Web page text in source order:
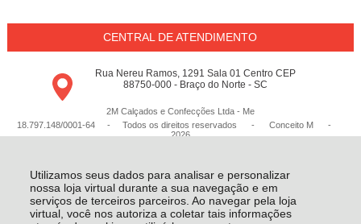
Utilizamos seus dados para analisar e personalizar
nossa loja virtual durante a sua navegação e em
serviços de terceiros parceiros. Ao navegar pela loja
virtual, você nos autoriza a coletar tais informações
CENTRAL DE ATENDIMENTO
Rua Nereu Ramos, 1291 Sala 01 Centro CEP
88750-000 - Braço do Norte - SC
2M Calçados e Confecções Ltda - Me
18.797.148/0001-64 - Todos os direitos reservados
- Conceito M
-
2026